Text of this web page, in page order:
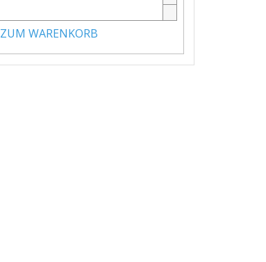
ZUM WARENKORB